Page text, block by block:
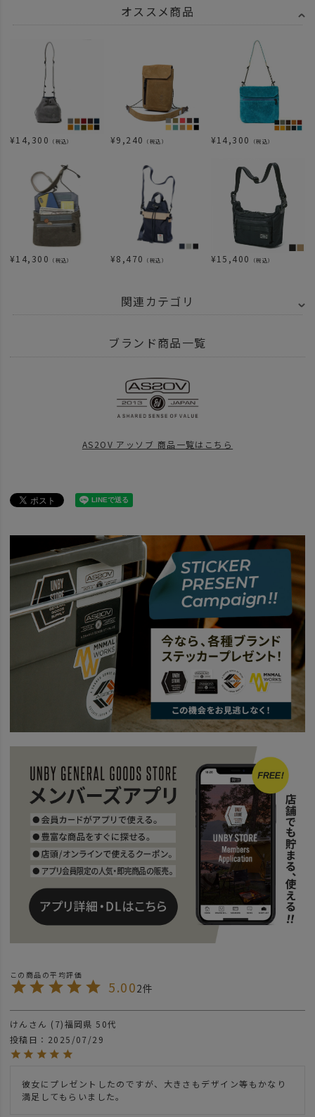
オススメ商品
¥14,300 （税込） ¥9,240 （税込） ¥14,300 （税込）
¥14,300 （税込） ¥8,470 （税込） ¥15,400 （税込）
関連カテゴリ
AS2OV アッソブ WATER PROOF SUEDE - 防水 スエード
AS2OV TRAVEL FAIR
UNBY BSET GIFT LIST 24
BRAND AS2OV アッソブ
BRAND AS2OV アッソブ アイテム別 ショルダーバッグ サコッシュ
news ショルダーバッグ特集
news UNBYスタッフの大解剖第8弾！
ショルダーバッグ特集 26
TRAVEL
防水スエードバッグに新作が登場！
ブランド商品一覧
AS2OV アッソブ 商品一覧はこちら
5.002
けん 7 福岡県 50代
投稿日
2025/07/29
彼女にプレゼントしたのですが、大きさもデザイン等もかなり
満足してもらいました。